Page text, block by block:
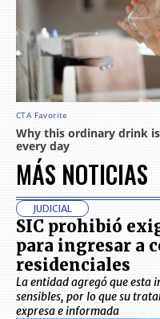
MÁS NOTICIAS
JUDICIAL
SIC prohibió
para ingresar a
residenciales
La entidad agregó que esta
sensibles, por lo que su
expresa e informada